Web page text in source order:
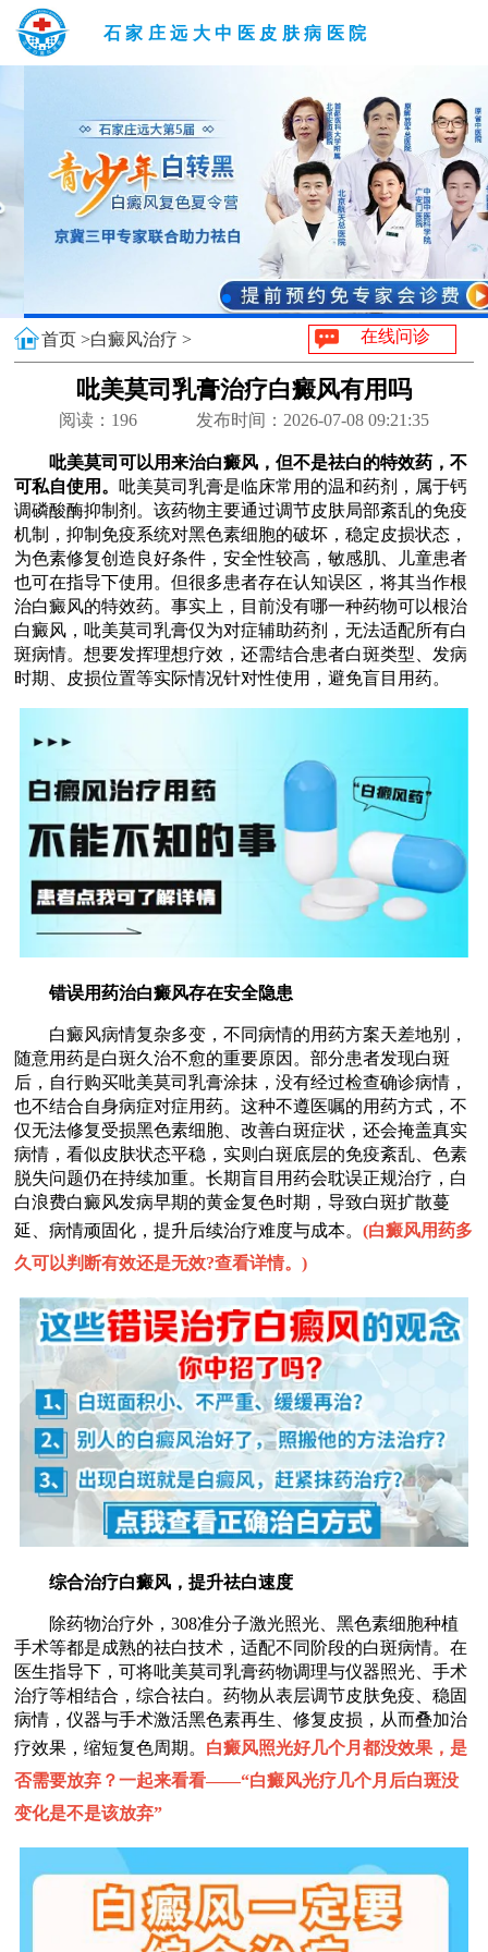
石家庄远大中医皮肤病医院
首页 >白癜风治疗 > 在线问诊
吡美莫司乳膏治疗白癜风有用吗
阅读： 196 发布时间：2026-07-08 09:21:35
吡美莫司可以用来治白癜风，但不是祛白的特效药，不
可私自使用。 吡美莫司乳膏是临床常用的温和药剂，属于钙
调磷酸酶抑制剂。该药物主要通过调节皮肤局部紊乱的免疫
机制，抑制免疫系统对黑色素细胞的破坏，稳定皮损状态，
为色素修复创造良好条件，安全性较高，敏感肌、儿童患者
也可在指导下使用。但很多患者存在认知误区，将其当作根
治白癜风的特效药。事实上，目前没有哪一种药物可以根治
白癜风，吡美莫司乳膏仅为对症辅助药剂，无法适配所有白
斑病情。想要发挥理想疗效，还需结合患者白斑类型、发病
时期、皮损位置等实际情况针对性使用，避免盲目用药。
错误用药治白癜风存在安全隐患
白癜风病情复杂多变，不同病情的用药方案天差地别，
随意用药是白斑久治不愈的重要原因。部分患者发现白斑
后，自行购买吡美莫司乳膏涂抹，没有经过检查确诊病情，
也不结合自身病症对症用药。这种不遵医嘱的用药方式，不
仅无法修复受损黑色素细胞、改善白斑症状，还会掩盖真实
病情，看似皮肤状态平稳，实则白斑底层的免疫紊乱、色素
脱失问题仍在持续加重。长期盲目用药会耽误正规治疗，白
白浪费白癜风发病早期的黄金复色时期，导致白斑扩散蔓
延、病情顽固化，提升后续治疗难度与成本。(白癜风用药多
久可以判断有效还是无效?查看详情。)
综合治疗白癜风，提升祛白速度
除药物治疗外，308准分子激光照光、黑色素细胞种植
手术等都是成熟的祛白技术，适配不同阶段的白斑病情。在
医生指导下，可将吡美莫司乳膏药物调理与仪器照光、手术
治疗等相结合，综合祛白。药物从表层调节皮肤免疫、稳固
病情，仪器与手术激活黑色素再生、修复皮损，从而叠加治
疗效果，缩短复色周期。 白癜风照光好几个月都没效果，是
否需要放弃？一起来看看——“白癜风光疗几个月后白斑没
变化是不是该放弃”